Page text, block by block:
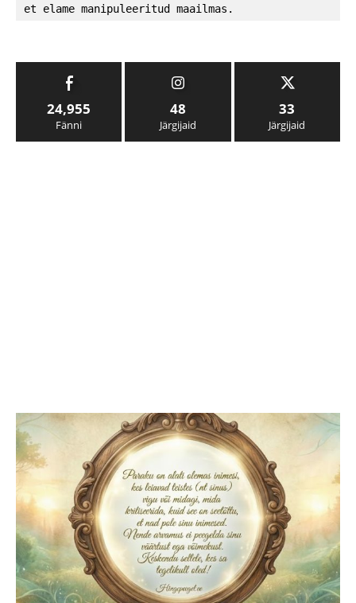
et elame manipuleeritud maailmas.
24,955
Fänni
48
Järgijaid
33
Järgijaid